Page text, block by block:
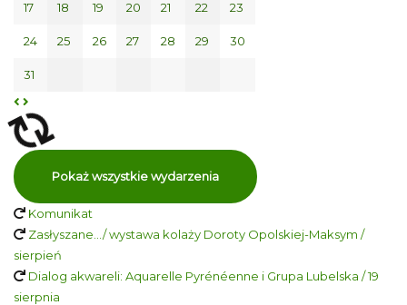
17 18 19 20 21 22 23
24 25 26 27 28 29 30
31
Pokaż wszystkie wydarzenia
Komunikat
Zasłyszane…/ wystawa kolaży Doroty Opolskiej-Maksym /
sierpień
Dialog akwareli: Aquarelle Pyrénéenne i Grupa Lubelska / 19
sierpnia